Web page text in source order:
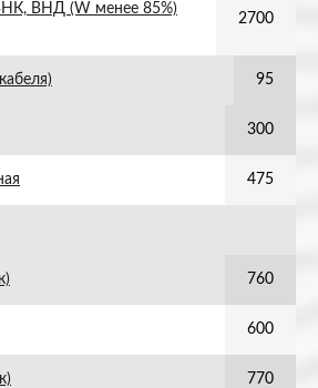
ВНД (W менее 85%)
2700
95
300
475
760
600
770